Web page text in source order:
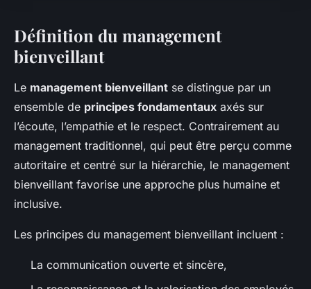
Définition du management
bienveillant
Le management bienveillant se distingue par un
ensemble de principes fondamentaux axés sur
l’écoute, l’empathie et le respect. Contrairement au
management traditionnel, qui peut être perçu comme
autoritaire et centré sur la hiérarchie, le management
bienveillant favorise une approche plus humaine et
inclusive.
Les principes du management bienveillant incluent :
La communication ouverte et sincère,